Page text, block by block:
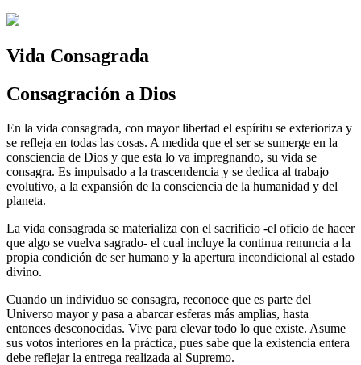
Vida Consagrada
Consagración a Dios
En la vida consagrada, con mayor libertad el espíritu se exterioriza y
se refleja en todas las cosas. A medida que el ser se sumerge en la
consciencia de Dios y que esta lo va impregnando, su vida se
consagra. Es impulsado a la trascendencia y se dedica al trabajo
evolutivo, a la expansión de la consciencia de la humanidad y del
planeta.
La vida consagrada se materializa con el sacrificio -el oficio de hacer
que algo se vuelva sagrado- el cual incluye la continua renuncia a la
propia condición de ser humano y la apertura incondicional al estado
divino.
Cuando un individuo se consagra, reconoce que es parte del
Universo mayor y pasa a abarcar esferas más amplias, hasta
entonces desconocidas. Vive para elevar todo lo que existe. Asume
sus votos interiores en la práctica, pues sabe que la existencia entera
debe reflejar la entrega realizada al Supremo.